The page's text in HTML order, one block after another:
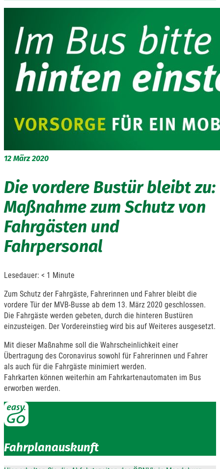
12 März 2020
Die vordere Bustür bleibt zu:
Maßnahme zum Schutz von
Fahrgästen und
Fahrpersonal
Lesedauer: < 1 Minute
Zum Schutz der Fahrgäste, Fahrerinnen und Fahrer bleibt die
vordere Tür der MVB-Busse ab dem 13. März 2020 geschlossen.
Die Fahrgäste werden gebeten, durch die hinteren Bustüren
einzusteigen. Der Vordereinstieg wird bis auf Weiteres ausgesetzt.
Mit dieser Maßnahme soll die Wahrscheinlichkeit einer
Übertragung des Coronavirus sowohl für Fahrerinnen und Fahrer
als auch für die Fahrgäste minimiert werden.
Fahrkarten können weiterhin am Fahrkartenautomaten im Bus
erworben werden.
Fahrplanauskunft